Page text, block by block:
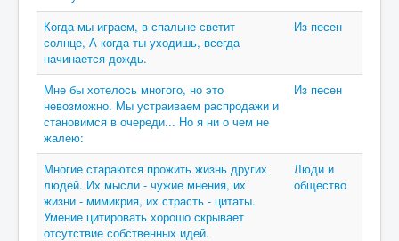
Когда мы играем, в спальне светит
солнце, А когда ты уходишь, всегда
начинается дождь.
Из песен
Мне бы хотелось многого, но это
невозможно. Мы устраиваем распродажи и
становимся в очереди... Но я ни о чем не
жалею:
Из песен
Многие стараются прожить жизнь других
людей. Их мысли - чужие мнения, их
жизни - мимикрия, их страсть - цитаты.
Умение цитировать хорошо скрывает
отсутствие собственных идей.
Люди и
общество